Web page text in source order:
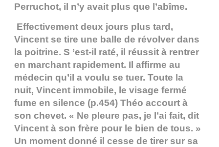
Perruchot, il n’y avait plus que l’abîme.
Effectivement deux jours plus tard,
Vincent se tire une balle de révolver dans
la poitrine. S ’est-il raté, il réussit à rentrer
en marchant rapidement. Il affirme au
médecin qu’il a voulu se tuer. Toute la
nuit, Vincent immobile, le visage fermé
fume en silence (p.454) Théo accourt à
son chevet. « Ne pleure pas, je l’ai fait, dit
Vincent à son frère pour le bien de tous. »
Un moment donné il cesse de tirer sur sa